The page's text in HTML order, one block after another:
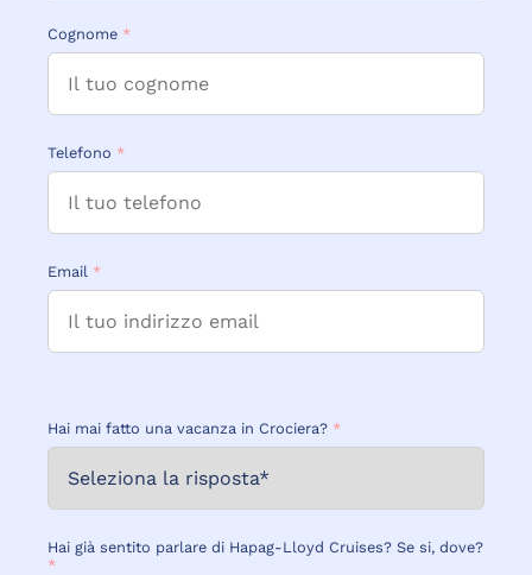
Cognome *
Telefono *
Email *
Hai mai fatto una vacanza in Crociera? *
Hai già sentito parlare di Hapag-Lloyd Cruises? Se si, dove?
*